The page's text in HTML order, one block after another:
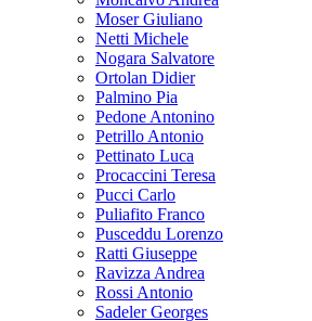
Moser Giuliano
Netti Michele
Nogara Salvatore
Ortolan Didier
Palmino Pia
Pedone Antonino
Petrillo Antonio
Pettinato Luca
Procaccini Teresa
Pucci Carlo
Puliafito Franco
Pusceddu Lorenzo
Ratti Giuseppe
Ravizza Andrea
Rossi Antonio
Sadeler Georges